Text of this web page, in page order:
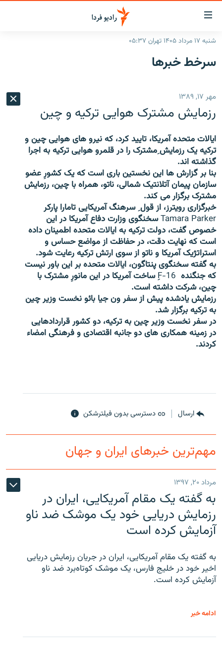
لینک‌های
قابلیت
دسترسی
بازگشت
اصلی
رفتن
صفحه
جستجو
ایران
رادیو
برنامه‌های رادیویی
فرکانس‌ها
پادکست
چندرسانه‌ای
گزارش‌های تصویری
گزارش‌های ویدئویی
زنان فردا
English
به ما بپیوندید
زبان‌های دیگر
شنبه ۱۷ مرداد ۱۴۰۵ تهران ۰۵:۳۷
سرخط‌ خبرها
مهر ۱۷, ۱۳۸۹
رزمایش مشترک هوایی ترکیه و چین
ایالات متحده آمریکا، تایید کرد، که نیرو های هوایی چین و
ترکیه یک رزمایش ِمشترک را در قلمرو هوایی ترکیه به اجرا
گذاشته اند.
بنا بر گزارش ها این نخستین باری است که یک کشورِ عضو
سازمان پیمان آتلانتیک شمالی، ناتو، همراه با چین، رزمایش
مشترک برگزار می کند.
خبرگزاری رویترز، از قول ِ سرهنگ آمریکایی تامارا پارکر
Tamara Parkerسخنگوی وزارت دفاع آمریکا در این
خصوص گفت، دولت ترکیه به ایالات متحده اطمینان داده
است که نهایت دقت، در حفاظت از مواضع حساس و
استراتژیک آمریکا و ناتو از سوی ارتش ترکیه رعایت شود.
به گفته سخنگوی پنتاگون، ایالات متحده بر این باور نیست
که جنگنده F-16ِ ساخت آمریکا در این مانورِ مشترک با
چین، شرکت داشته است.
رزمایش یادشده پیش از سفر ون جیا بائو نخست وزیر چین
به ترکیه برگزار شد.
در سفر نخست وزیر چین به ترکیه، دو کشور قراردادهایی
در زمینه همکاری های دو جانبه اقتصادی و فرهنگی امضاء
کردند.
ارسال دسترسی بدون فیلترشکن
مهم‌ترین خبرهای ایران و جهان
مرداد ۲۰, ۱۳۹۷
به گفته یک مقام آمریکایی، ایران در
رزمایش دریایی خود یک موشک ضد ناو
آزمایش کرده است
به گفته یک مقام آمریکایی، ایران در جریان رزمایش دریایی
اخیر خود در خلیج فارس، یک موشک کوتاه‌برد ضد ناو
آزمایش کرده است.
ادامه خبر